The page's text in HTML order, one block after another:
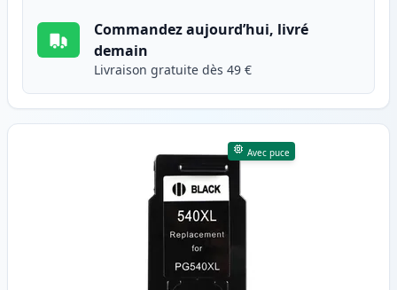
Commandez aujourd’hui, livré
demain
Livraison gratuite dès 49 €
Avec puce